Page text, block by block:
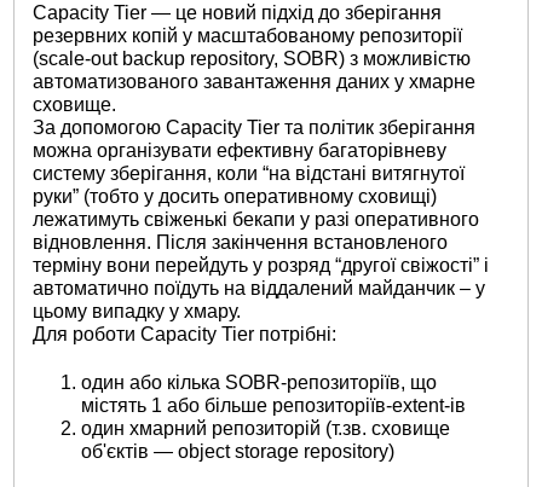
Capacity Tier — це новий підхід до зберігання
резервних копій у масштабованому репозиторії
(scale-out backup repository, SOBR) з можливістю
автоматизованого завантаження даних у хмарне
сховище.
За допомогою Capacity Tier та політик зберігання
можна організувати ефективну багаторівневу
систему зберігання, коли “на відстані витягнутої
руки” (тобто у досить оперативному сховищі)
лежатимуть свіженькі бекапи у разі оперативного
відновлення. Після закінчення встановленого
терміну вони перейдуть у розряд “другої свіжості” і
автоматично поїдуть на віддалений майданчик – у
цьому випадку у хмару.
Для роботи Capacity Tier потрібні:
один або кілька SOBR-репозиторіїв, що
містять 1 або більше репозиторіїв-extent-ів
один хмарний репозиторій (т.зв. сховище
об'єктів — object storage repository)